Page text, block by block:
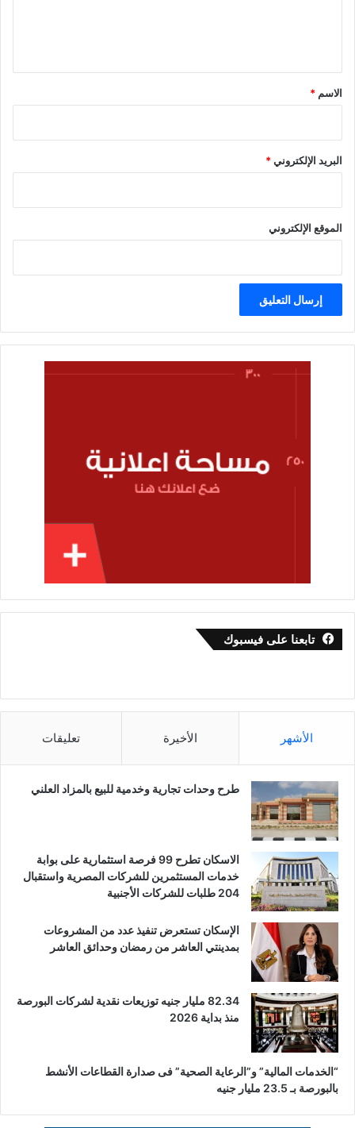
*
الاسم *
البريد الإلكتروني*
الموقع الإلكتروني
تابعنا على فيسبوك
الأشهر الأخيرة تعليقات
طرح وحدات تجارية وخدمية للبيع بالمزاد العلني
الاسكان تطرح 99 فرصة استثمارية على بوابة
خدمات المستثمرين للشركات المصرية واستقبال
204 طلبات للشركات الأجنبية
الإسكان تستعرض تنفيذ عدد من المشروعات
بمدينتي العاشر من رمضان وحدائق العاشر
82.34 مليار جنيه توزيعات نقدية لشركات البورصة
منذ بداية 2026
“الخدمات المالية” و”الرعاية الصحية” فى صدارة القطاعات الأنشط
بالبورصة بـ 23.5 مليار جنيه